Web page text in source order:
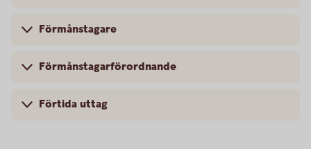
Förmånstagare
Förmånstagarförordnande
Förtida uttag